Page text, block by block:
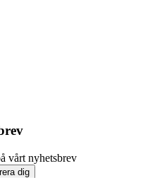
vårt nyhetsbrev
dig